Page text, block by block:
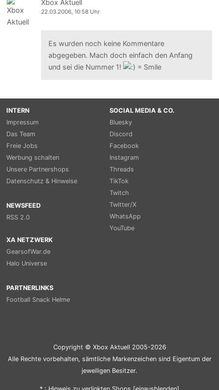
Xbox Aktuell
22.03.2006, 10:58 Uhr
Es wurden noch keine Kommentare
abgegeben. Mach doch einfach den Anfang
und sei die Nummer 1!
INTERN
Impressum
Das Team
Freie Jobs
Werbung schalten
Unsere Partnershops
Datenschutz & Hinweise
NEWSFEED
RSS 2.0
SOCIAL MEDIA & CO.
Bluesky
Discord
Facebook
Instagram
Threads
TikTok
Twitch
Twitter/X
WhatsApp
YouTube
XA NETZWERK
GearsofWar.de
Halo Universe
PARTNERLINKS
Football Snack Helme
Copyright © Xbox Aktuell 2005-2026
Alle Rechte vorbehalten, sämtliche Markenzeichen sind Eigentum der
jeweiligen Besitzer.